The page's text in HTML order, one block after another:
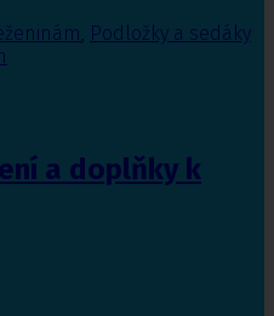
, Podložky a sedáky
a doplňky k